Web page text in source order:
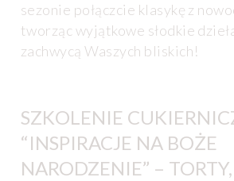
sezonie połączcie klasykę z
tworząc wyjątkowe słodkie
zachwycą Waszych bliskich!
SZKOLENIE
“INSPIRACJE NA BOŻE
NARODZENIE” –